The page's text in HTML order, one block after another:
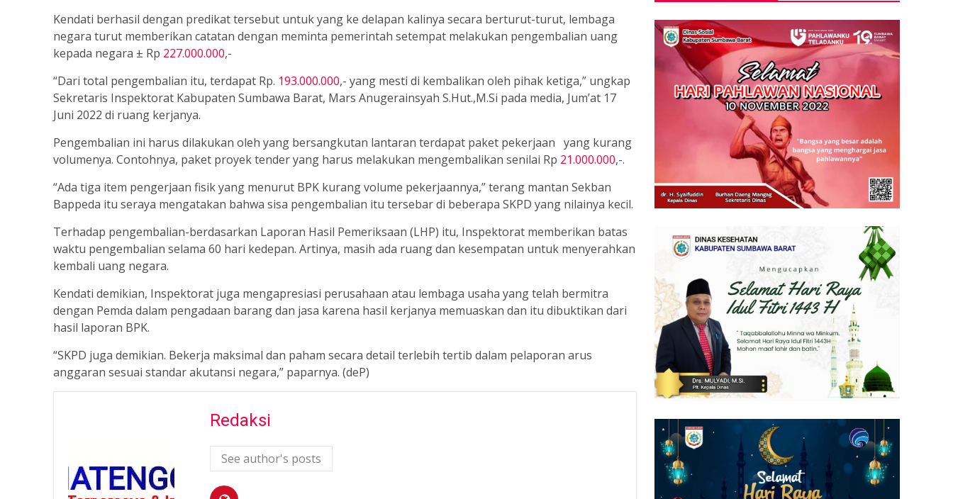
Kendati berhasil dengan predikat tersebut untuk yang ke delapan kalinya secara berturut-turut, lembaga
negara turut memberikan catatan dengan meminta pemerintah setempat melakukan pengembalian uang
kepada negara ± Rp 227.000.000,-
“Dari total pengembalian itu, terdapat Rp. 193.000.000,- yang mesti di kembalikan oleh pihak ketiga,” ungkap
Sekretaris Inspektorat Kabupaten Sumbawa Barat, Mars Anugerainsyah S.Hut.,M.Si pada media, Jum’at 17
Juni 2022 di ruang kerjanya.
Pengembalian ini harus dilakukan oleh yang bersangkutan lantaran terdapat paket pekerjaan yang kurang
volumenya. Contohnya, paket proyek tender yang harus melakukan mengembalikan senilai Rp 21.000.000,-.
“Ada tiga item pengerjaan fisik yang menurut BPK kurang volume pekerjaannya,” terang mantan Sekban
Bappeda itu seraya mengatakan bahwa sisa pengembalian itu tersebar di beberapa SKPD yang nilainya kecil.
Terhadap pengembalian-berdasarkan Laporan Hasil Pemeriksaan (LHP) itu, Inspektorat memberikan batas
waktu pengembalian selama 60 hari kedepan. Artinya, masih ada ruang dan kesempatan untuk menyerahkan
kembali uang negara.
Kendati demikian, Inspektorat juga mengapresiasi perusahaan atau lembaga usaha yang telah bermitra
dengan Pemda dalam pengadaan barang dan jasa karena hasil kerjanya memuaskan dan itu dibuktikan dari
hasil laporan BPK.
“SKPD juga demikian. Bekerja maksimal dan paham secara detail terlebih tertib dalam pelaporan arus
anggaran sesuai standar akutansi negara,” paparnya. (deP)
Redaksi
See author's posts